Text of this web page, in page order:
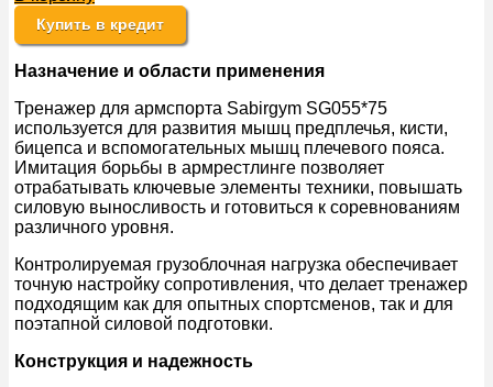
Купить в кредит
Назначение и области применения
Тренажер для армспорта Sabirgym SG055*75
используется для развития мышц предплечья, кисти,
бицепса и вспомогательных мышц плечевого пояса.
Имитация борьбы в армрестлинге позволяет
отрабатывать ключевые элементы техники, повышать
силовую выносливость и готовиться к соревнованиям
различного уровня.
Контролируемая грузоблочная нагрузка обеспечивает
точную настройку сопротивления, что делает тренажер
подходящим как для опытных спортсменов, так и для
поэтапной силовой подготовки.
Конструкция и надежность